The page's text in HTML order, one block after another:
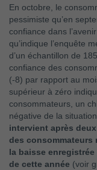
En octobre, le
pessimiste qu’en
confiance dans
qu’indique l’enquête
d’un échantillon de
confiance des
(-8) par rapport au
supérieur à zéro
consommateurs, un
négative de la
intervient après
des consommateurs
la baisse
de cette année (voir